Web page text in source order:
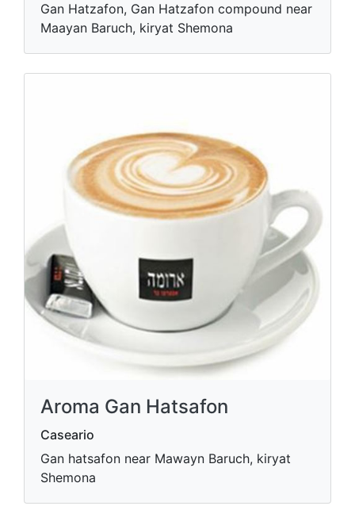
Gan Hatzafon, Gan Hatzafon compound near
Maayan Baruch, kiryat Shemona
Aroma Gan Hatsafon
Caseario
Gan hatsafon near Mawayn Baruch, kiryat
Shemona